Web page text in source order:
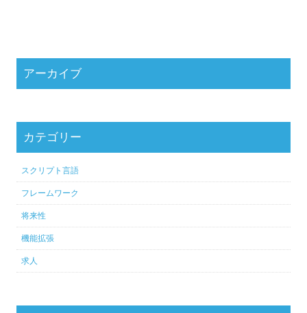
アーカイブ
カテゴリー
スクリプト言語
フレームワーク
将来性
機能拡張
求人